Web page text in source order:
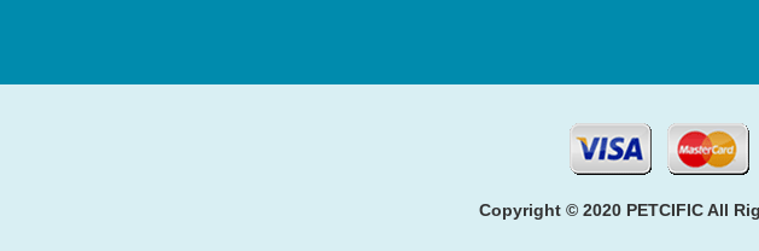
Copyright © 2020 PETCIFIC All